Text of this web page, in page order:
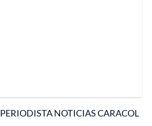
PERIODISTA NOTICIAS CARACOL